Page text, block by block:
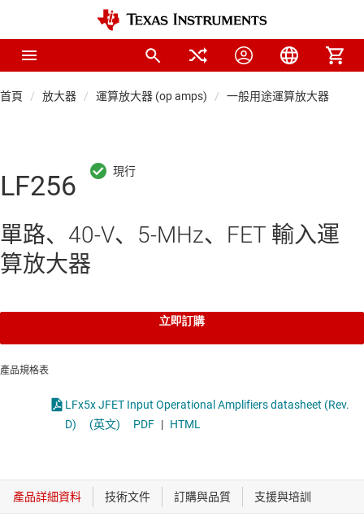
首頁 放大器 運算放大器 (op amps) 一般用途運算放大器
LF256
單路、40-V、5-MHz、FET 輸入運
算放大器
立即訂購
產品規格表
LFx5x JFET Input Operational Amplifiers datasheet (Rev.
D)
(英文) PDF | HTML